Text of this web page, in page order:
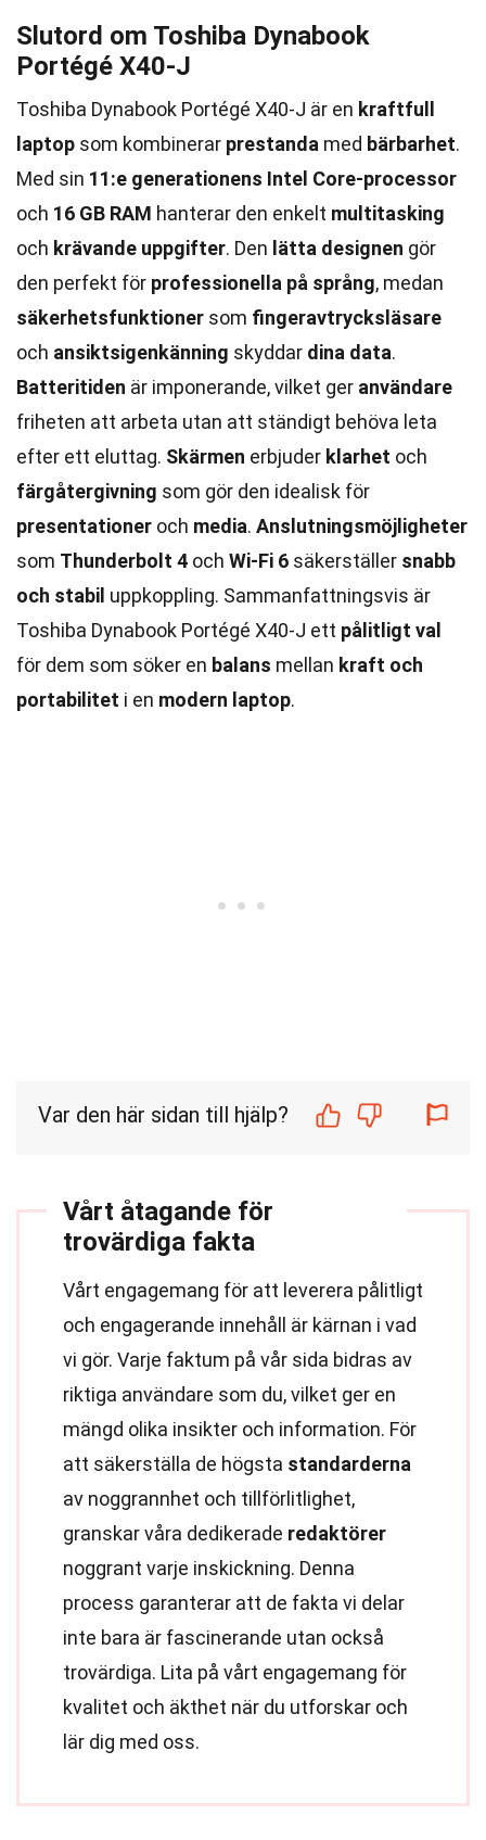
Slutord om Toshiba Dynabook
Portégé X40-J
Toshiba Dynabook Portégé X40-J är en kraftfull
laptop som kombinerar prestanda med bärbarhet.
Med sin 11:e generationens Intel Core-processor
och 16 GB RAM hanterar den enkelt multitasking
och krävande uppgifter. Den lätta designen gör
den perfekt för professionella på språng, medan
säkerhetsfunktioner som fingeravtrycksläsare
och ansiktsigenkänning skyddar dina data.
Batteritiden är imponerande, vilket ger användare
friheten att arbeta utan att ständigt behöva leta
efter ett eluttag. Skärmen erbjuder klarhet och
färgåtergivning som gör den idealisk för
presentationer och media. Anslutningsmöjligheter
som Thunderbolt 4 och Wi-Fi 6 säkerställer snabb
och stabil uppkoppling. Sammanfattningsvis är
Toshiba Dynabook Portégé X40-J ett pålitligt val
för dem som söker en balans mellan kraft och
portabilitet i en modern laptop.
Var den här sidan till hjälp?
Vårt åtagande för
trovärdiga fakta
Vårt engagemang för att leverera pålitligt
och engagerande innehåll är kärnan i vad
vi gör. Varje faktum på vår sida bidras av
riktiga användare som du, vilket ger en
mängd olika insikter och information. För
att säkerställa de högsta standarderna
av noggrannhet och tillförlitlighet,
granskar våra dedikerade redaktörer
noggrant varje inskickning. Denna
process garanterar att de fakta vi delar
inte bara är fascinerande utan också
trovärdiga. Lita på vårt engagemang för
kvalitet och äkthet när du utforskar och
lär dig med oss.